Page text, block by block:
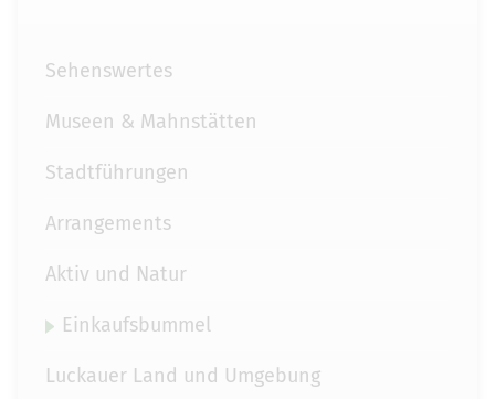
Sehenswertes
Museen & Mahnstätten
Stadtführungen
Arrangements
Aktiv und Natur
Einkaufsbummel
Luckauer Land und Umgebung